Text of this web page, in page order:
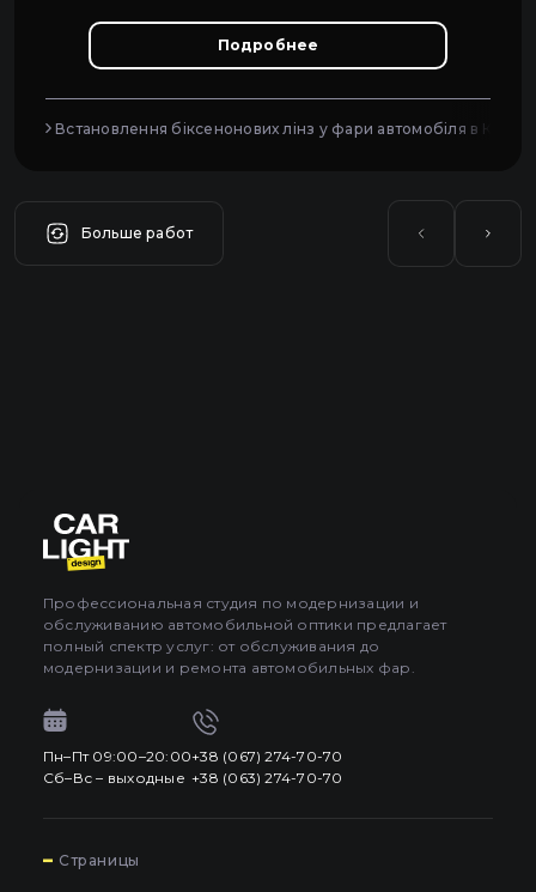
Подробнее
Встановлення біксенонових лінз у фари автомобіля в Києві
Больше работ
Профессиональная студия по модернизации и
обслуживанию автомобильной оптики предлагает
полный спектр услуг: от обслуживания до
модернизации и ремонта автомобильных фар.
Пн–Пт 09:00–20:00
Сб–Вс – выходные
+38 (067) 274-70-70
+38 (063) 274-70-70
Страницы